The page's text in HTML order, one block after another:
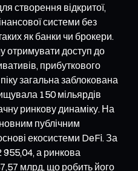
створення відкритої,
системи без
як банки чи брокери.
отримувати доступ до
прибуткового
загальна заблокована
150 мільярдів
ринкову динаміку. На
публічним
екосистеми DeFi. За
а ринкова
млрд, що робить його